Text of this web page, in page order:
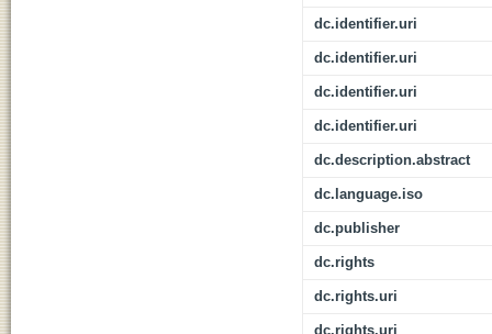
dc.identifier.uri
dc.identifier.uri
dc.identifier.uri
dc.identifier.uri
dc.description.abstract
dc.language.iso
dc.publisher
dc.rights
dc.rights.uri
dc.rights.uri